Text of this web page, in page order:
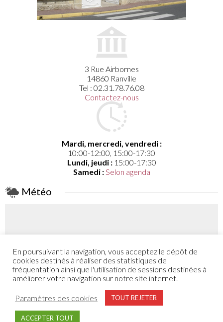
3 Rue Airbornes
14860 Ranville
Tel : 02.31.78.76.08
Contactez-nous
Mardi, mercredi, vendredi :
10:00-12:00, 15:00-17:30
Lundi, jeudi :15:00-17:30
Samedi :Selon agenda
Météo
Coefficient
61 - 57
En poursuivant la navigation, vous acceptez le dépôt de
cookies destinés à réaliser des statistiques de
fréquentation ainsi que l'utilisation de sessions destinées à
améliorer votre navigation sur notre site internet.
Paramètres des cookies TOUT REJETER
ACCEPTER TOUT